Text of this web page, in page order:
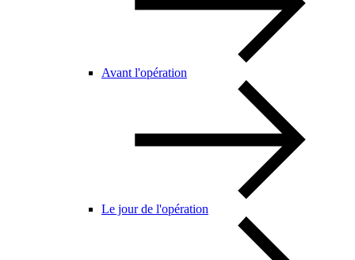
Avant l'opération
Le jour de l'opération